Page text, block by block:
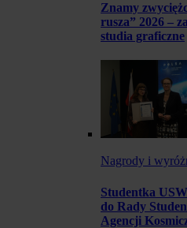
Znamy
rusza” 2026 –
studia graficzne
Nagrody i
Studentka
do Rady
Agencji